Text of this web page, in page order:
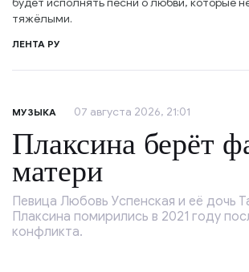
будет исполнять песни о любви, которые
тяжёлыми.
ЛЕНТА РУ
МУЗЫКА 07 августа 2026, 21:01
Плаксина берёт
матери
Певица Любовь Успенская и её дочь
Плаксина помирились в 2021 году
конфликта.